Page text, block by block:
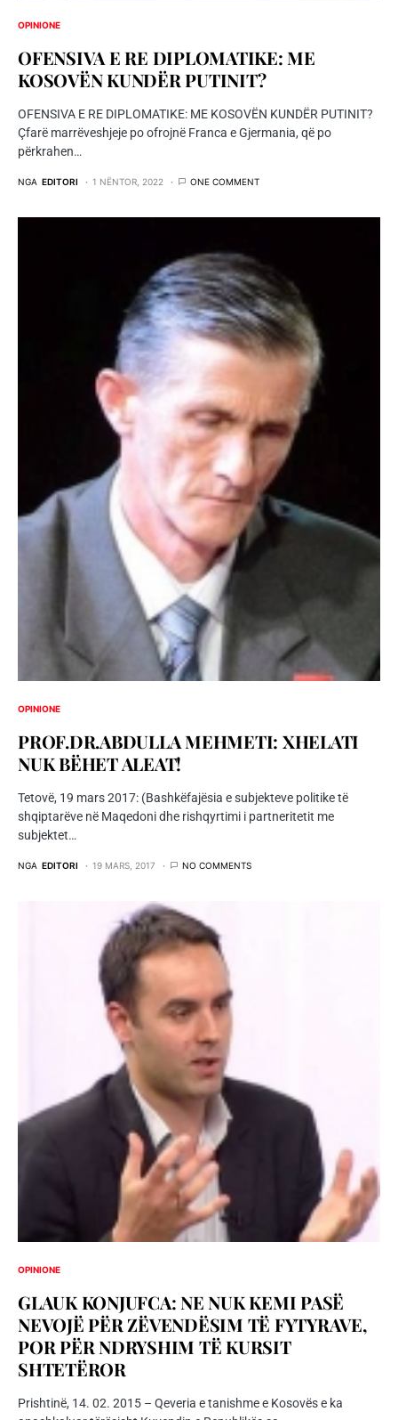
OPINIONE
OFENSIVA E RE DIPLOMATIKE: ME
KOSOVËN KUNDËR PUTINIT?
OFENSIVA E RE DIPLOMATIKE: ME KOSOVËN KUNDËR PUTINIT?
Çfarë marrëveshjeje po ofrojnë Franca e Gjermania, që po
përkrahen…
NGA EDITORI 1 NËNTOR, 2022 ONE COMMENT
OPINIONE
PROF.DR.ABDULLA MEHMETI: XHELATI
NUK BËHET ALEAT!
Tetovë, 19 mars 2017: (Bashkëfajësia e subjekteve politike të
shqiptarëve në Maqedoni dhe rishqyrtimi i partneritetit me
subjektet…
NGA EDITORI 19 MARS, 2017 NO COMMENTS
OPINIONE
GLAUK KONJUFCA: NE NUK KEMI PASË
NEVOJË PËR ZËVENDËSIM TË FYTYRAVE,
POR PËR NDRYSHIM TË KURSIT
SHTETËROR
Prishtinë, 14. 02. 2015 – Qeveria e tanishme e Kosovës e ka